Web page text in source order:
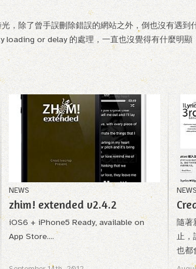
，除了曾手誤刪除錯誤的網站之外，倒也沒有遇到
loading or delay 的處理，一直也沒覺得有什麼明顯
NEWS
zhim! extended v2.4.2
iOS6 + iPhone5 Ready, available on
App Store....
隨著
止
也都